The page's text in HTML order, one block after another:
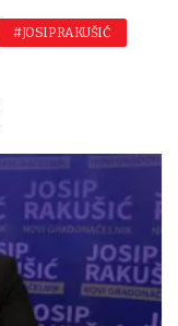
#JOSIP RAKUŠIĆ